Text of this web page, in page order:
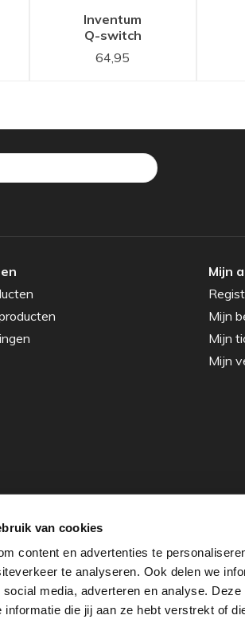
van cookies
content en advertenties te
te analyseren. Ook delen we
media, adverteren en analyse.
informatie die jij aan ze hebt verstrekt of
Inventum
Q-switch
energieverdeler
64,95
Mijn
Mijn
Mijn
Mijn